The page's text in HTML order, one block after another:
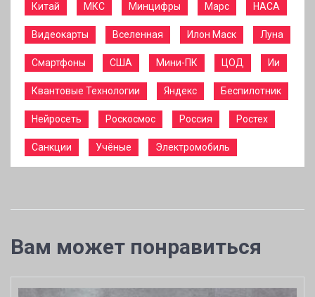
Китай МКС Минцифры Марс НАСА
Видеокарты Вселенная Илон Маск Луна
Смартфоны США Мини-ПК ЦОД Ии
Квантовые Технологии Яндекс Беспилотник
Нейросеть Роскосмос Россия Ростех
Санкции Учёные Электромобиль
Вам может понравиться